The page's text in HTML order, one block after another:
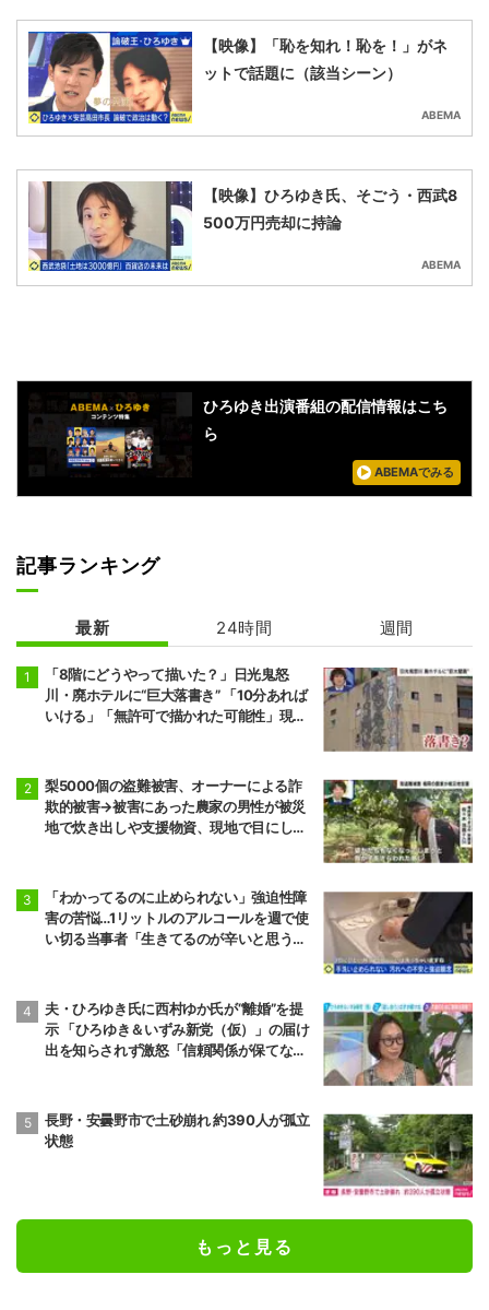
【映像】「恥を知れ！恥を！」がネ
ットで話題に（該当シーン）
ABEMA
【映像】ひろゆき氏、そごう・西武8
500万円売却に持論
ABEMA
ひろゆき出演番組の配信情報はこち
ら
ABEMAでみる
記事ランキング
最新 24時間 週間
「8階にどうやって描いた？」日光鬼怒
川・廃ホテルに“巨大落書き” 「10分あれば
いける」「無許可で描かれた可能性」現役
梨5000個の盗難被害、オーナーによる詐
欺的被害→被害にあった農家の男性が被災
地で炊き出しや支援物資、現地で目にし
「わかってるのに止められない」強迫性障
害の苦悩…1リットルのアルコールを週で使
い切る当事者「生きてるのが辛いと思うこ
夫・ひろゆき氏に西村ゆか氏が“離婚”を提
示 「ひろゆき＆いずみ新党（仮）」の届け
出を知らされず激怒「信頼関係が保てない
長野・安曇野市で土砂崩れ 約390人が孤立
状態
もっと見る